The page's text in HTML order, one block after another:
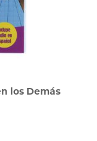
los Demás